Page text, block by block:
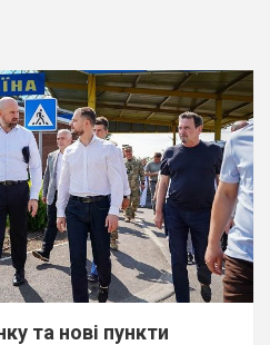
та нові пункти